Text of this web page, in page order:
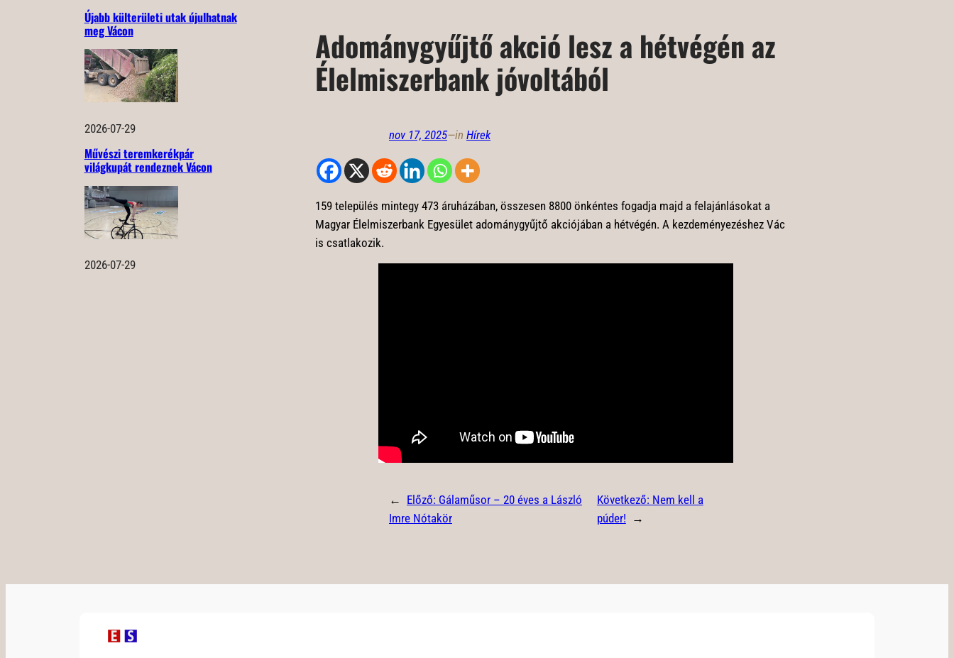
Újabb külterületi utak újulhatnak
meg Vácon
2026-07-29
Művészi teremkerékpár
világkupát rendeznek Vácon
2026-07-29
Adománygyűjtő akció lesz a hétvégén az
Élelmiszerbank jóvoltából
nov 17, 2025—in Hírek
159 település mintegy 473 áruházában, összesen 8800 önkéntes fogadja majd a felajánlásokat a
Magyar Élelmiszerbank Egyesület adománygyűjtő akciójában a hétvégén. A kezdeményezéshez Vác
is csatlakozik.
← Előző: Gálaműsor – 20 éves a László
Imre Nótakör
Következő: Nem kell a
púder! →